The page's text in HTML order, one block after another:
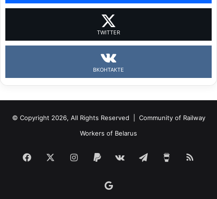
TWITTER
ВКОНТАКТЕ
© Copyright 2026, All Rights Reserved | Community of Railway
Workers of Belarus
Facebook Instagram
Paypal vk.com Telegram
Google